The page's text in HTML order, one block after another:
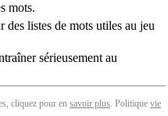
mots.
des listes de mots utiles au jeu
sérieusement au
cliquez pour en savoir plus. Politique vie